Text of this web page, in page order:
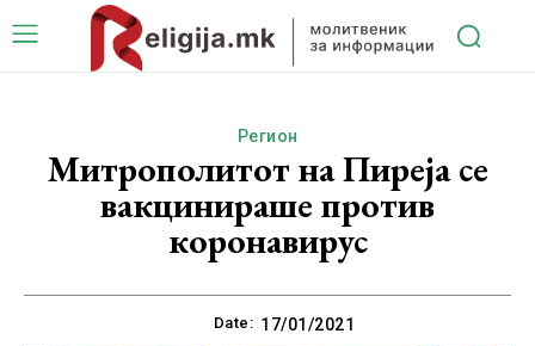
Регион
Митрополитот на Пиреја се
вакцинираше против
коронавирус
Date: 17/01/2021